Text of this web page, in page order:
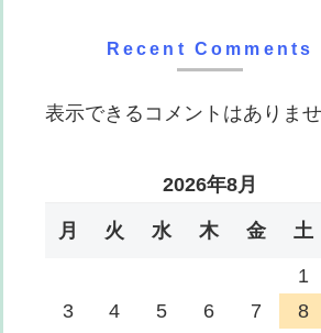
Recent Comments
表示できるコメントはありませ
2026年8月
月 火 水 木 金 土
1
3
4 5 6 7 8